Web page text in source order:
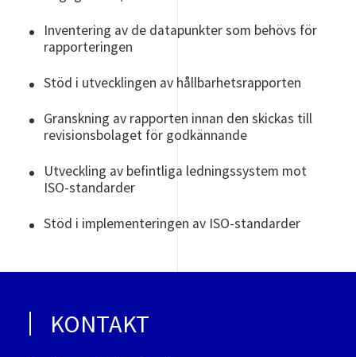
Inventering av de datapunkter som behövs för
rapporteringen
Stöd i utvecklingen av hållbarhetsrapporten
Granskning av rapporten innan den skickas till
revisionsbolaget för godkännande
Utveckling av befintliga ledningssystem mot
ISO-standarder
Stöd i implementeringen av ISO-standarder
KONTAKT